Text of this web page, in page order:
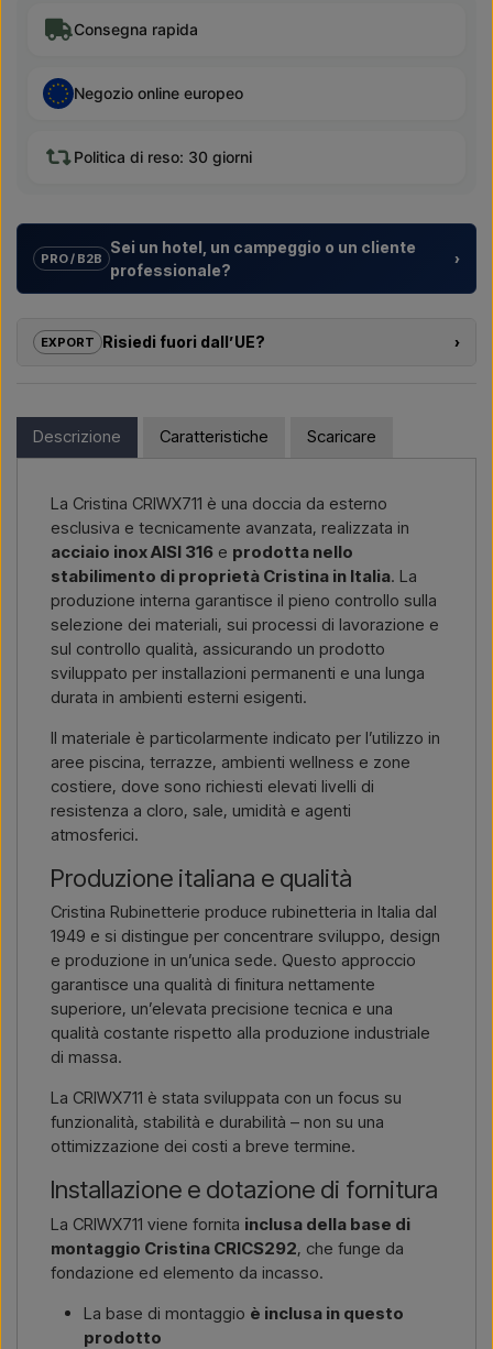
Consegna rapida
Negozio online europeo
Politica di reso: 30 giorni
PRO / B2B
Sei un hotel, un campeggio o un cliente
professionale?
›
immobiliari con
dalla scelta del modello alla corretta installazione.
grande? Contattaci – rispondiamo rapidamente.
Scrivici → Chiamaci →
EXPORT Risiedi fuori dall’UE?
›
webshop. Puoi invece contattarci e ricevere un prezzo con
consegna e, se necessario, documenti doganali.
link all’articolo) e dove deve essere fatturato e consegnato, e
riceverai un’offerta.
Contattaci via email → Chiamaci →
Descrizione Caratteristiche Scaricare
La Cristina CRIWX711 è una doccia da esterno
esclusiva e tecnicamente avanzata, realizzata in
acciaio inox AISI 316 e prodotta nello
stabilimento di proprietà Cristina in Italia. La
produzione interna garantisce il pieno controllo sulla
selezione dei materiali, sui processi di lavorazione e
sul controllo qualità, assicurando un prodotto
sviluppato per installazioni permanenti e una lunga
durata in ambienti esterni esigenti.
Il materiale è particolarmente indicato per l’utilizzo in
aree piscina, terrazze, ambienti wellness e zone
costiere, dove sono richiesti elevati livelli di
resistenza a cloro, sale, umidità e agenti
atmosferici.
Produzione italiana e qualità
Cristina Rubinetterie produce rubinetteria in Italia dal
1949 e si distingue per concentrare sviluppo, design
e produzione in un’unica sede. Questo approccio
garantisce una qualità di finitura nettamente
superiore, un’elevata precisione tecnica e una
qualità costante rispetto alla produzione industriale
di massa.
La CRIWX711 è stata sviluppata con un focus su
funzionalità, stabilità e durabilità – non su una
ottimizzazione dei costi a breve termine.
Installazione e dotazione di fornitura
La CRIWX711 viene fornita inclusa della base di
montaggio Cristina CRICS292, che funge da
fondazione ed elemento da incasso.
La base di montaggio è inclusa in questo
prodotto